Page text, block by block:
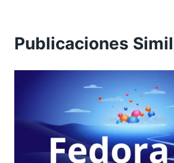
Publicaciones